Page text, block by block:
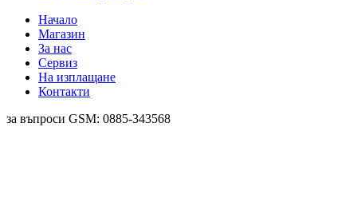
Начало
Магазин
За нас
Сервиз
На изплащане
Контакти
за въпроси GSM: 0885-343568